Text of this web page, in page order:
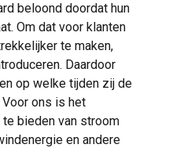
beloond doordat hun
Om dat voor klanten
te maken,
Daardoor
op welke tijden zij de
ons is het
bieden van stroom
en andere